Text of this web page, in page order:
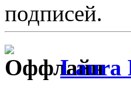
подписей.
Laura